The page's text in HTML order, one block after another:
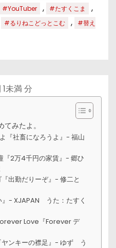
#YouTuber , #たすくこま ,
#るりねこどっとこむ ,
#替え
1未満 分
みたよ。
『社畜になろうよ』- 福山
『2万4千円の家賃』- 郷ひ
『出勤だりーぞ』- 修二と
』- XJAPAN うた：たすく
Love『Forever デ
ヤンキーの襟足』- ゆず う